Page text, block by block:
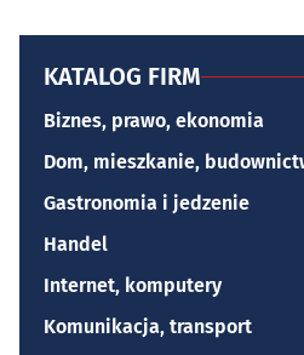
KATALOG FIRM
Biznes, prawo, ekonomia
Dom, mieszkanie,
Gastronomia i jedzenie
Handel
Internet, komputery
Komunikacja, transport